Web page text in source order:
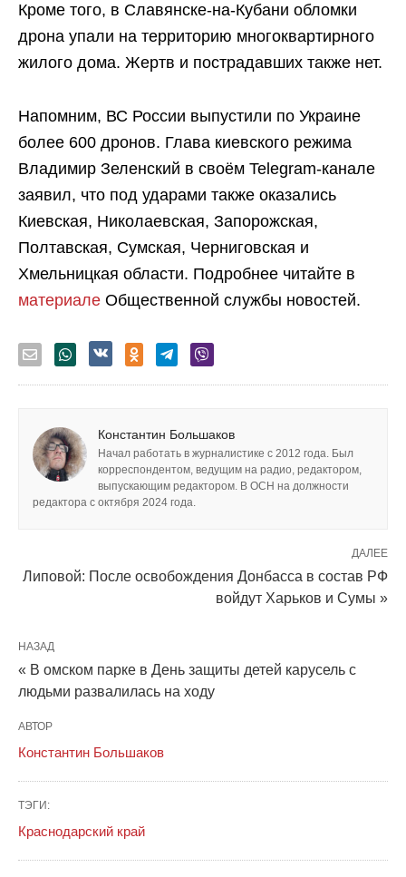
Кроме того, в Славянске-на-Кубани обломки
дрона упали на территорию многоквартирного
жилого дома. Жертв и пострадавших также нет.
Напомним, ВС России выпустили по Украине
более 600 дронов. Глава киевского режима
Владимир Зеленский в своём Telegram-канале
заявил, что под ударами также оказались
Киевская, Николаевская, Запорожская,
Полтавская, Сумская, Черниговская и
Хмельницкая области. Подробнее читайте в
материале Общественной службы новостей.
Константин Большаков
Начал работать в журналистике с 2012 года. Был
корреспондентом, ведущим на радио, редактором,
выпускающим редактором. В ОСН на должности
редактора с октября 2024 года.
ДАЛЕЕ
Липовой: После освобождения Донбасса в состав РФ
войдут Харьков и Сумы »
НАЗАД
« В омском парке в День защиты детей карусель с
людьми развалилась на ходу
АВТОР
Константин Большаков
ТЭГИ:
Краснодарский край